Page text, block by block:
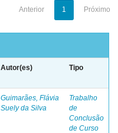
Anterior 1 Próximo
Autor(es) Tipo
Guimarães, Flávia
Suely da Silva
Trabalho
de
Conclusão
de Curso